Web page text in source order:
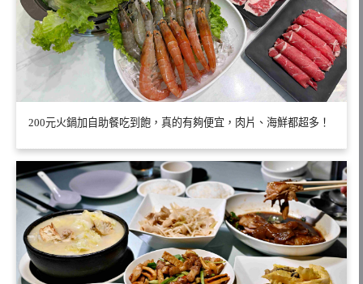
200元火鍋加自助餐吃到飽，真的有夠便宜，肉片、海鮮都超多！